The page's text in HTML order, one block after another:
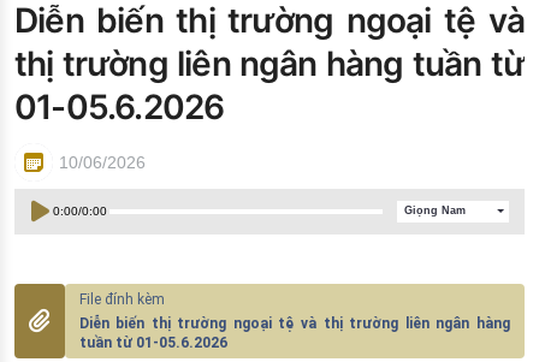
Đào tạo ISO
Diễn biến thị trường ngoại tệ và
thị trường liên ngân hàng tuần từ
01-05.6.2026
10/06/2026
0:00/0:00 Giọng Nam
Diễn biến thị trường ngoại tệ và thị trường liên ngân hàng
tuần từ 01-05.6.2026